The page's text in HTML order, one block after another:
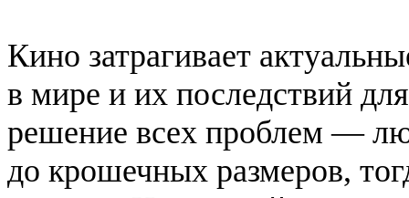
Кино затрагивает
в мире и их последствий
решение всех проблем —
до крошечных размеров,